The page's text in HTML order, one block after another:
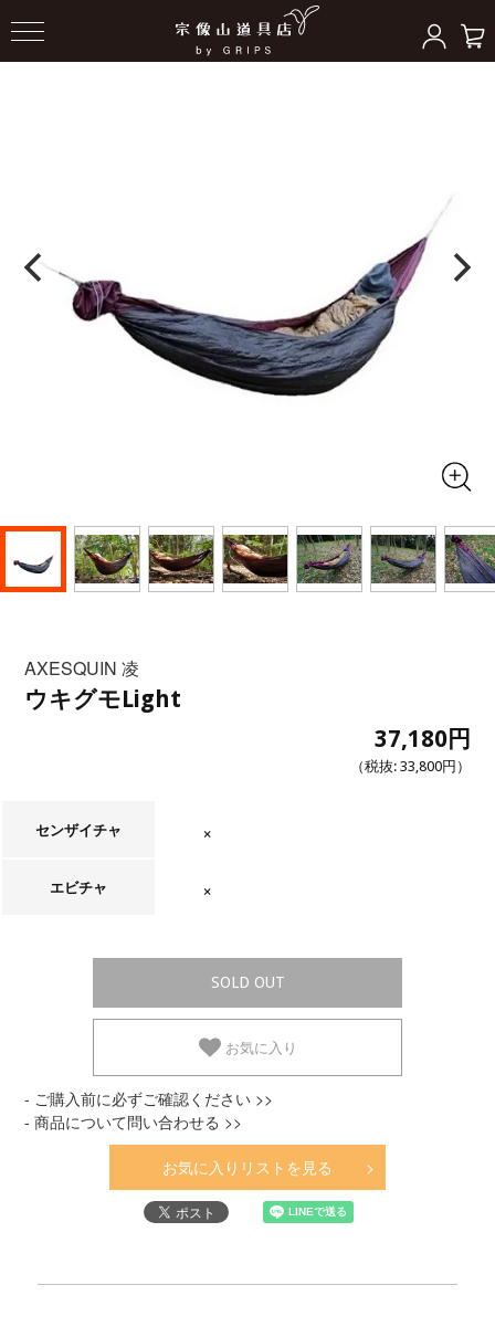
AXESQUIN 凌
ウキグモLight
37,180円
（税抜: 33,800円 ）
センザイチャ
エビチャ
SOLD OUT
お気に入り
- ご購入前に必ずご確認ください >>
- 商品について問い合わせる >>
お気に入りリストを見る